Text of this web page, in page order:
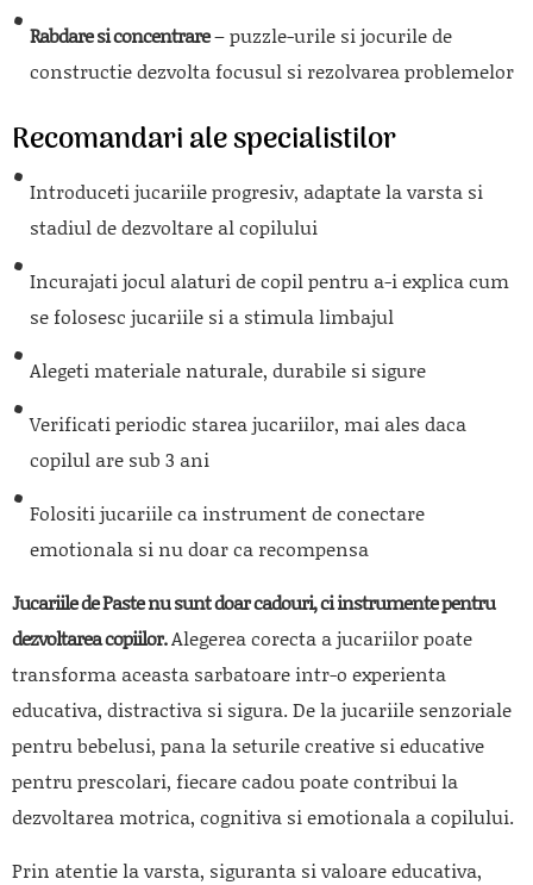
Rabdare si concentrare– puzzle-urile si jocurile de
constructie dezvolta focusul si rezolvarea problemelor
Recomandari ale specialistilor
Introduceti jucariile progresiv, adaptate la varsta si
stadiul de dezvoltare al copilului
Incurajati jocul alaturi de copil pentru a-i explica cum
se folosesc jucariile si a stimula limbajul
Alegeti materiale naturale, durabile si sigure
Verificati periodic starea jucariilor, mai ales daca
copilul are sub 3 ani
Folositi jucariile ca instrument de conectare
emotionala si nu doar ca recompensa
Jucariile de Paste nu sunt doar cadouri, ci instrumente pentru
dezvoltarea copiilor.Alegerea corecta a jucariilor poate
transforma aceasta sarbatoare intr-o experienta
educativa, distractiva si sigura. De la jucariile senzoriale
pentru bebelusi, pana la seturile creative si educative
pentru prescolari, fiecare cadou poate contribui la
dezvoltarea motrica, cognitiva si emotionala a copilului.
Prin atentie la varsta, siguranta si valoare educativa,